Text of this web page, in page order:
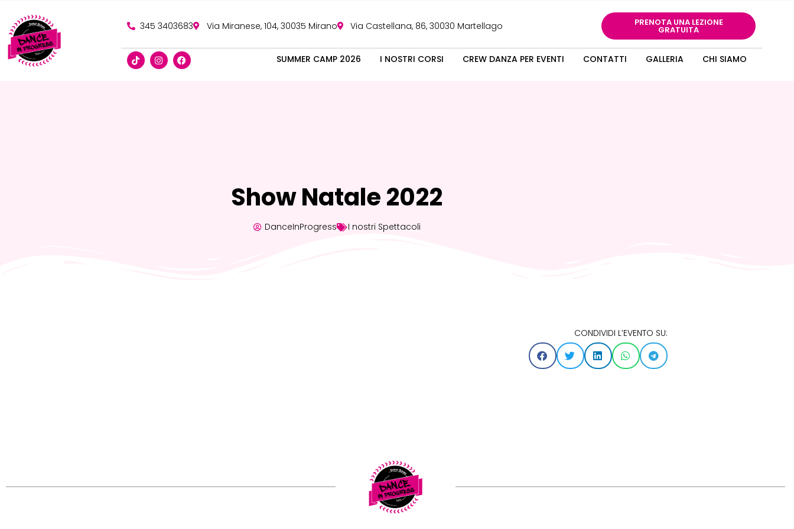
345 3403683 Via Miranese, 104, 30035 Mirano Via Castellana, 86, 30030 Martellago PRENOTA UNA LEZIONE
GRATUITA
SUMMER CAMP 2026 I NOSTRI CORSI CREW DANZA PER EVENTI CONTATTI GALLERIA CHI SIAMO
Show Natale 2022
DanceInProgress I nostri Spettacoli
CONDIVIDI L’EVENTO SU: